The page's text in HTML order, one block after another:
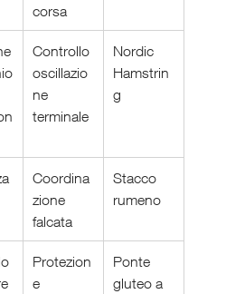
corsa
Controllo
oscillazio
ne
terminale
Nordic
Hamstrin
g
Coordina
zione
falcata
Stacco
rumeno
Protezion
e
Ponte
gluteo a